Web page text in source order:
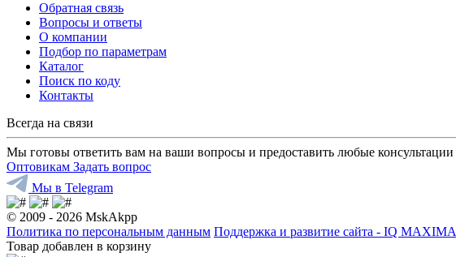
Обратная связь
Вопросы и ответы
О компании
Подбор по параметрам
Каталог
Поиск по коду
Контакты
Всегда на связи
Мы готовы ответить вам на ваши вопросы и предоставить любые консультации
Оптовикам Задать вопрос
Мы в Telegram
© 2009 - 2026 MskAkpp
Политика по персональным данным Поддержка и развитие сайта - IQ MAXIMA
Товар добавлен в корзину